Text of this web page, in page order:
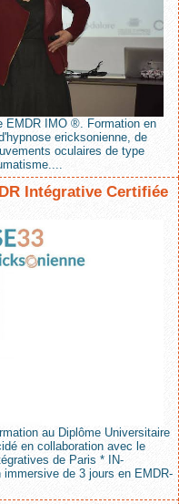
EMDR IMO ®. Formation en
ericksonienne, de
oculaires de type
Intégrative Certifiée
au Diplôme Universitaire
en collaboration avec le
de Paris * IN-
de 3 jours en EMDR-